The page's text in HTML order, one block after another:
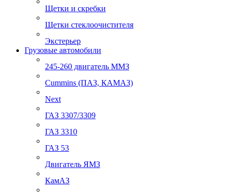
Щетки и скребки
Щетки стеклоочистителя
Экстерьер
Грузовые автомобили
245-260 двигатель ММЗ
Cummins (ПАЗ, КАМАЗ)
Next
ГАЗ 3307/3309
ГАЗ 3310
ГАЗ 53
Двигатель ЯМЗ
КамАЗ